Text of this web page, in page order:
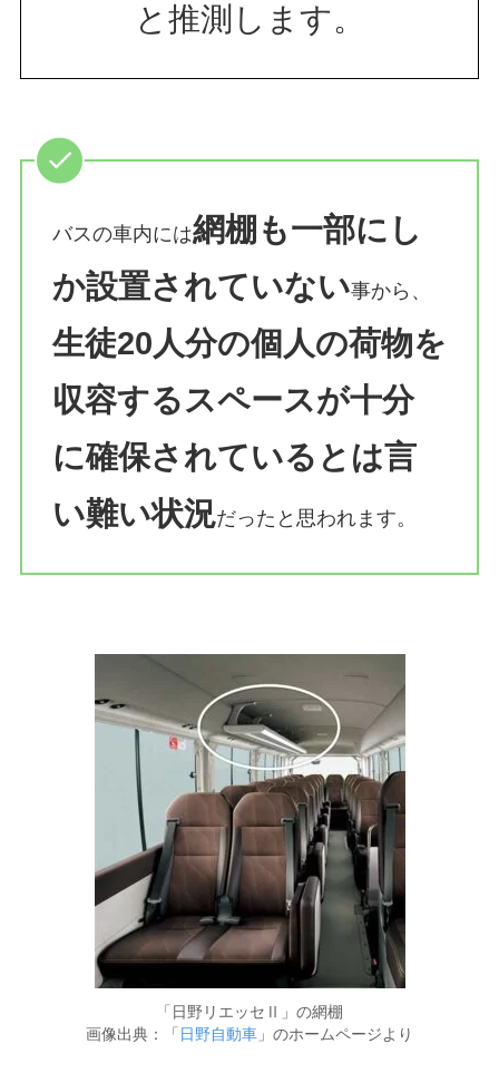
と推測します。
バスの車内には網棚も一部にし
か設置されていない事から、
生徒20人分の個人の荷物を
収容するスペースが十分
に確保されているとは言
い難い状況だったと思われます。
「日野リエッセⅡ」の網棚
画像出典：「 日野自動車 」のホームページより